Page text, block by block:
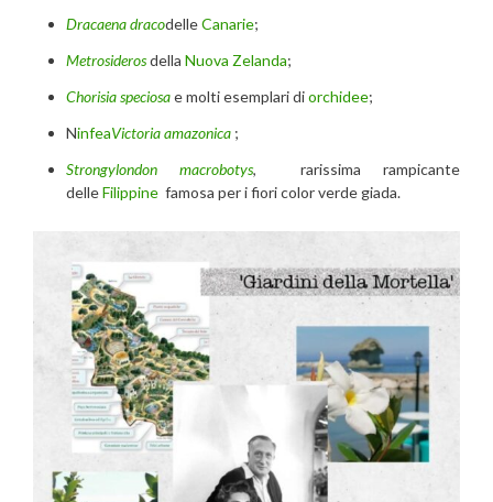
Dracaena dracodelleCanarie;
Metrosiderosdella Nuova Zelanda;
Chorisia speciosae molti esemplari diorchidee;
NinfeaVictoria amazonica ;
Strongylondon macrobotys, rarissima rampicante
delleFilippine famosa per i fiori color verde giada.